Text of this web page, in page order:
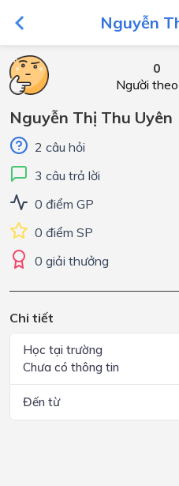
Nguyễn
0
Người
Nguyễn Thị Thu Uyên
2 câu hỏi
3 câu trả lời
0 điểm GP
0 điểm SP
0 giải thưởng
Chi tiết
Học tại trường
Chưa có thông tin
Đến từ